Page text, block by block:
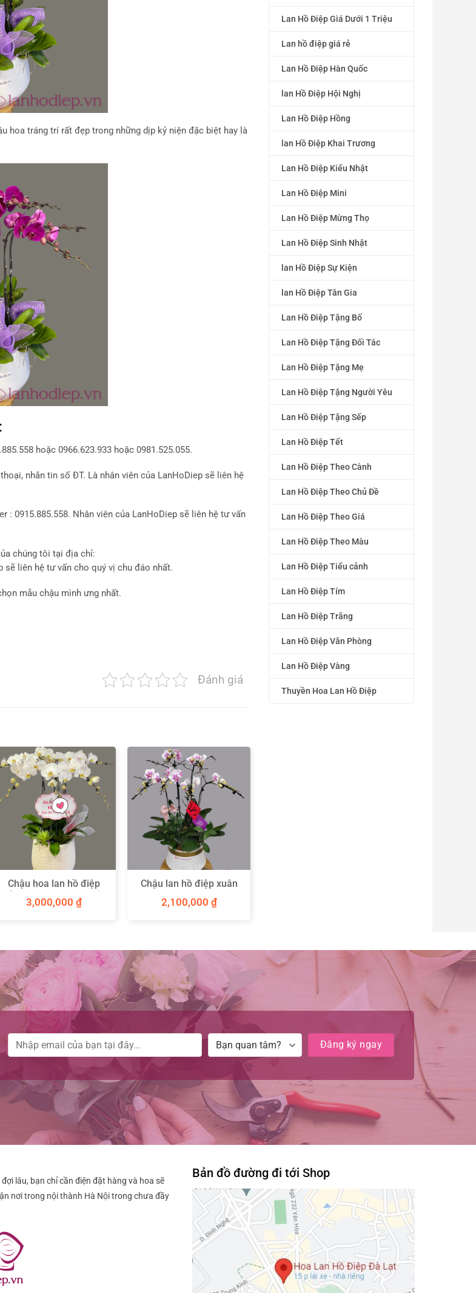
Lan Hồ Điệp Giá Dưới 1 Triệu
Lan hồ điệp giá rẻ
Lan Hồ Điệp Hàn Quốc
lan Hồ Điệp Hội Nghị
Lan Hồ Điệp Hồng
lan Hồ Điệp Khai Trương
Lan Hồ Điệp Kiểu Nhật
Lan Hồ Điệp Mini
Lan Hồ Điệp Mừng Thọ
Lan Hồ Điệp Sinh Nhật
lan Hồ Điệp Sự Kiện
lan Hồ Điệp Tân Gia
Lan Hồ Điệp Tặng Bố
Lan Hồ Điệp Tặng Đối Tác
Lan Hồ Điệp Tặng Mẹ
Lan Hồ Điệp Tặng Người Yêu
Lan Hồ Điệp Tặng Sếp
Lan Hồ Điệp Tết
Lan Hồ Điệp Theo Cành
Lan Hồ Điệp Theo Chủ Đề
Lan Hồ Điệp Theo Giá
Lan Hồ Điệp Theo Màu
Lan Hồ Điệp Tiểu cảnh
Lan Hồ Điệp Tím
Lan Hồ Điệp Trắng
Lan Hồ Điệp Văn Phòng
Lan Hồ Điệp Vàng
Thuyền Hoa Lan Hồ Điệp
hoa tráng trí rất đẹp trong những dịp kỷ niện đặc biệt hay là
hoặc 0966.623.933 hoặc 0981.525.055.
nhắn tin số ĐT. Là nhân viên của LanHoDiep sẽ liên hệ
: 0915.885.558. Nhân viên của LanHoDiep sẽ liên hệ tư vấn
chúng tôi tại địa chỉ:
sẽ liên hệ tư vấn cho quý vị chu đáo nhất.
mẫu chậu mình ưng nhất.
Đánh giá
Chậu hoa lan hồ điệp
trắng 6 cành phong thủy
3,000,000₫
Chậu lan hồ điệp xuân
sang 6 cành
2,100,000 ₫
lâu, bạn chỉ cần điện đặt hàng và hoa sẽ
nơi trong nội thành Hà Nội trong chưa đầy
Bản đồ đường đi tới Shop